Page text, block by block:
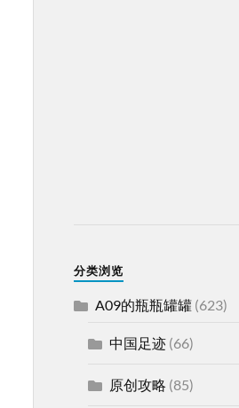
分类浏览
A09的瓶瓶罐罐(623)
中国足迹(66)
原创攻略 (85)